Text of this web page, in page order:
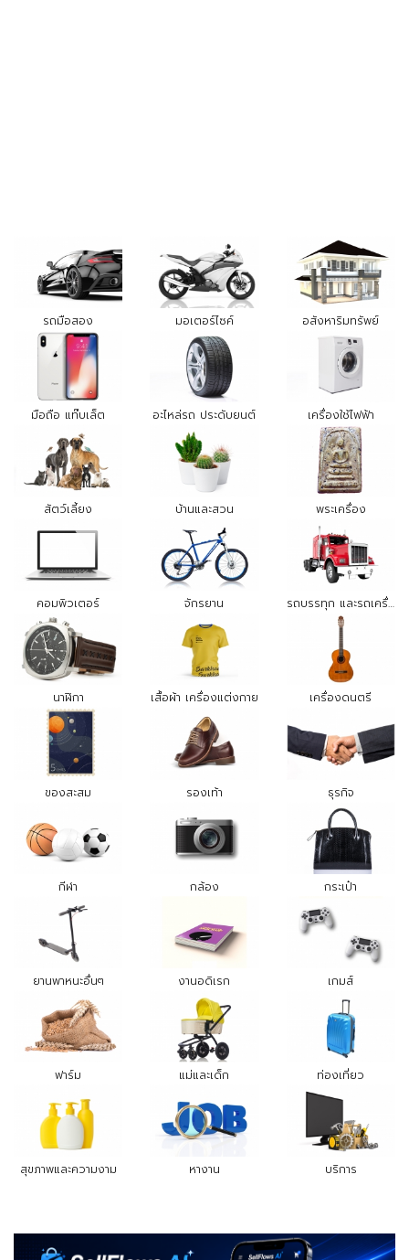
รถมือสอง มอเตอร์ไซค์ อสังหาริมทรัพย์
มือถือ แท๊บเล็ต อะไหล่รถ ประดับยนต์ เครื่องใช้ไฟฟ้า
สัตว์เลี้ยง บ้านและสวน พระเครื่อง
คอมพิวเตอร์ จักรยาน รถบรรทุก และรถเครื่องจักรกล
นาฬิกา เสื้อผ้า เครื่องแต่งกาย เครื่องดนตรี
ของสะสม รองเท้า ธุรกิจ
กีฬา กล้อง กระเป๋า
ยานพาหนะอื่นๆ งานอดิเรก เกมส์
ฟาร์ม แม่และเด็ก ท่องเที่ยว
สุขภาพและความงาม หางาน บริการ